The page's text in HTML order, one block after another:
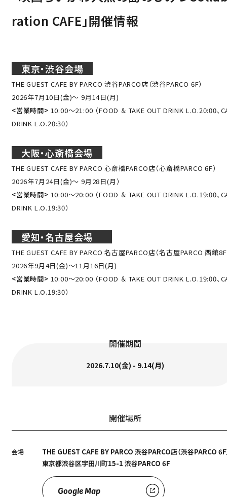
ration CAFE」開催情報
東京・渋谷会場
THE GUEST CAFE BY PARCO 渋谷PARCO店（渋谷PARCO 6F）
2026年7月10日(金)～ 9月14日(月)
<営業時間> 10:00～21:00 （FOOD ＆ TAKE OUT DRINK L.O.20:00、
DRINK L.O.20:30）
大阪・心斎橋会場
THE GUEST CAFE BY PARCO 心斎橋PARCO店（心斎橋PARCO 6F）
2026年7月24日(金)～ 9月28日(月）
<営業時間> 10:00～20:00 （FOOD ＆ TAKE OUT DRINK L.O.19:00、
DRINK L.O.19:30）
愛知・名古屋会場
THE GUEST CAFE BY PARCO 名古屋PARCO店（名古屋PARCO 西館8F
2026年9月4日(金)～11月16日(月)
<営業時間> 10:00～20:00 （FOOD ＆ TAKE OUT DRINK L.O.19:00、
DRINK L.O.19:30）
開催期間
2026.7.10(金) - 9.14(月)
開催場所
会場
THE GUEST CAFE BY PARCO 渋谷PARCO店（渋谷PARCO 6F
東京都渋⾕区宇⽥川町15-1 渋⾕PARCO 6F
Google Map